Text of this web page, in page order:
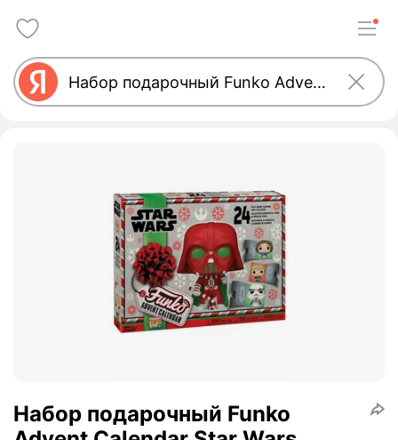
Набор подарочный Funko